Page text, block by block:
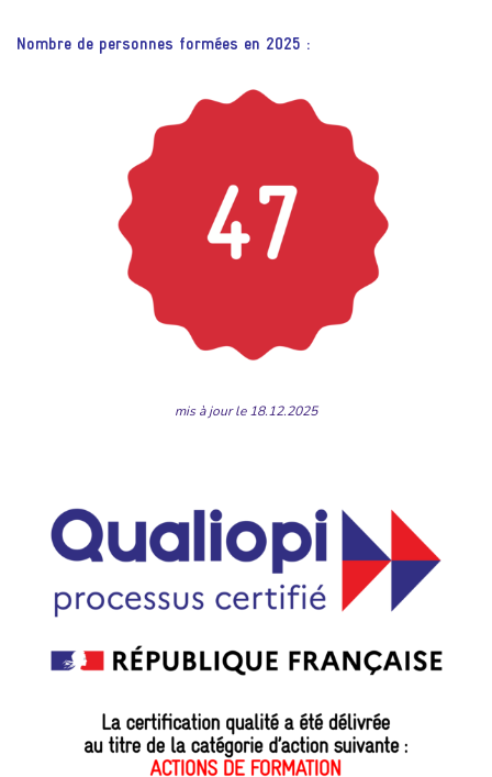
Nombre de personnes formées en 2025 :
mis à jour le 18.12.2025